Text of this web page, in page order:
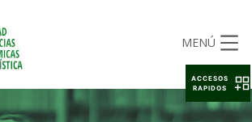
MENÚ
ACCESOS
RAPIDOS